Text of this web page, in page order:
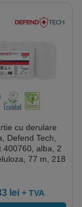
cu derulare
Defend Tech,
400760, alba, 2
77 m, 218
Food Contact,
lei + TVA